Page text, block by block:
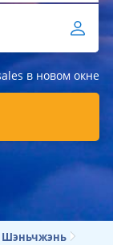
в новом окне
Шэньчжэнь